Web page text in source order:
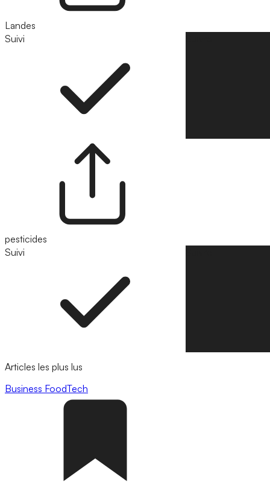
Landes
Suivi
pesticides
Suivi
Articles les plus lus
Business FoodTech